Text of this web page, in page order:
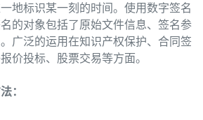
地标识某一刻的时间。使用数字签名
的对象包括了原始文件信息、签名参
广泛的运用在知识产权保护、合同签
价投标、股票交易等方面。
：